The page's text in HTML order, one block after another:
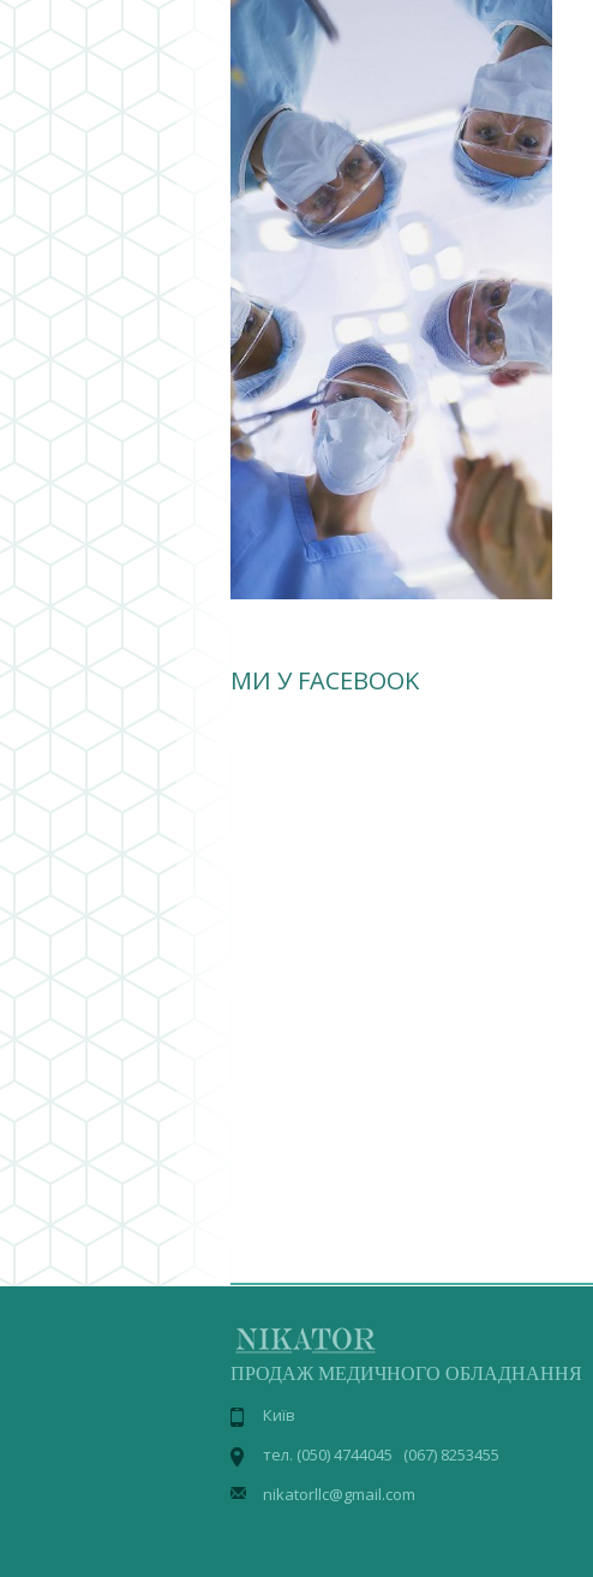
следующая ›
МИ У FACEBOOK
ПРОДАЖ МЕДИЧНОГО ОБЛАДНАННЯ
Київ
тел. (050) 4744045 (067) 8253455
nikatorllc@gmail.com